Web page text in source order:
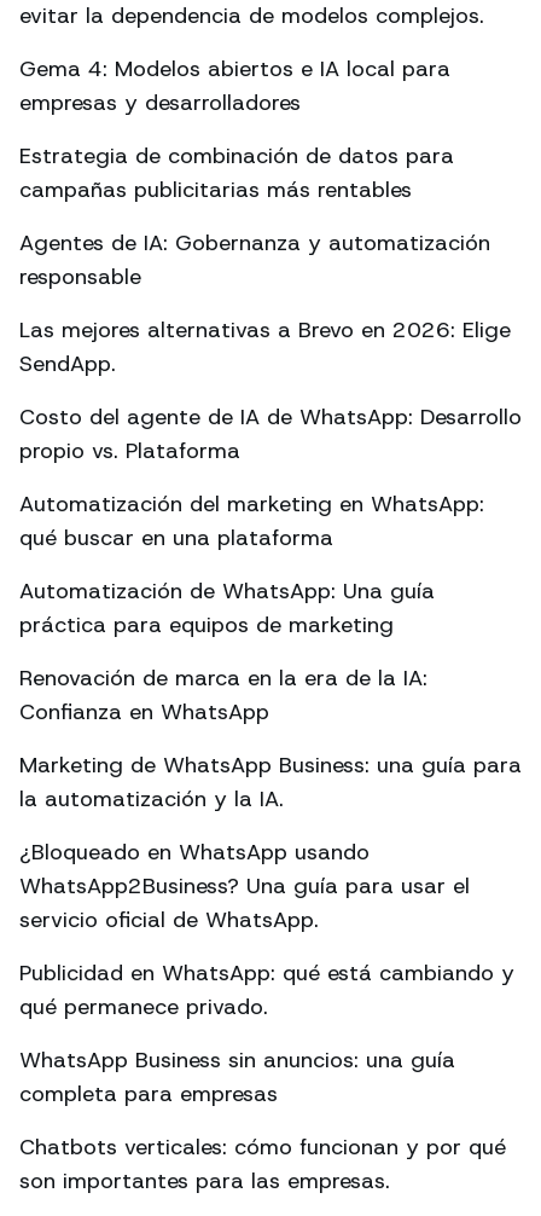
evitar la dependencia de modelos complejos.
Gema 4: Modelos abiertos e IA local para
empresas y desarrolladores
Estrategia de combinación de datos para
campañas publicitarias más rentables
Agentes de IA: Gobernanza y automatización
responsable
Las mejores alternativas a Brevo en 2026: Elige
SendApp.
Costo del agente de IA de WhatsApp: Desarrollo
propio vs. Plataforma
Automatización del marketing en WhatsApp:
qué buscar en una plataforma
Automatización de WhatsApp: Una guía
práctica para equipos de marketing
Renovación de marca en la era de la IA:
Confianza en WhatsApp
Marketing de WhatsApp Business: una guía para
la automatización y la IA.
¿Bloqueado en WhatsApp usando
WhatsApp2Business? Una guía para usar el
servicio oficial de WhatsApp.
Publicidad en WhatsApp: qué está cambiando y
qué permanece privado.
WhatsApp Business sin anuncios: una guía
completa para empresas
Chatbots verticales: cómo funcionan y por qué
son importantes para las empresas.